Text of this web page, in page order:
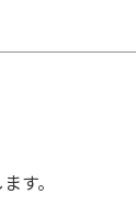
す。